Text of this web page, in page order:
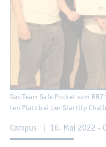
Das Team Safe Po­cket vom
ten Platz bei der Start­Up
Cam­pus | 16. Mai 2022 -